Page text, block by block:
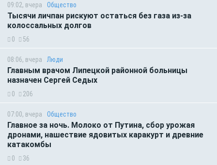
09:02, вчера Общество
Тысячи личпан рискуют остаться без газа из-за
колоссальных долгов
0 56
08:06, вчера Люди
Главным врачом Липецкой районной больницы
назначен Сергей Седых
0 206
07:00, вчера Общество
Главное за ночь. Молоко от Путина, сбор урожая
дронами, нашествие ядовитых каракурт и древние
катакомбы
0 36